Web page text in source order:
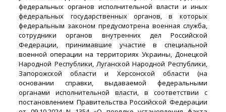
федеральных органов исполнительной власти и иных
федеральных государственных органов, в которых
федеральным законом предусмотрена военная служба,
сотрудники органов внутренних дел Российской
Федерации, принимавшие участие в специальной
военной операции на территориях Украины, Донецкой
Народной Республики, Луганской Народной Республики,
Запорожской области и Херсонской области (на
основании справки, выдаваемой федеральными
органами исполнительной власти, в соответствии с
постановлением Правительства Российской Федерации